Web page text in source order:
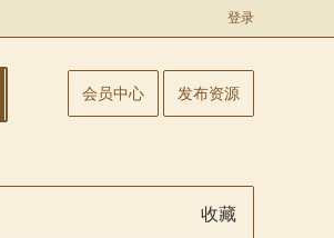
登录
会员中心 发布资源
收藏